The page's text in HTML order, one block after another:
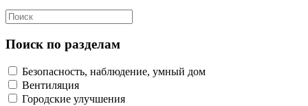
Поиск по разделам
Безопасность, наблюдение, умный дом
Вентиляция
Городские улучшения